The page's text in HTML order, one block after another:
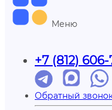
Меню
+7 (812)
Обратный